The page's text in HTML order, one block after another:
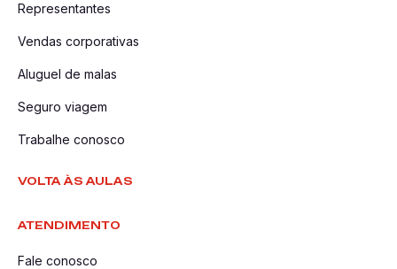
Representantes
Vendas corporativas
Aluguel de malas
Seguro viagem
Trabalhe conosco
VOLTA ÀS AULAS
ATENDIMENTO
Fale conosco